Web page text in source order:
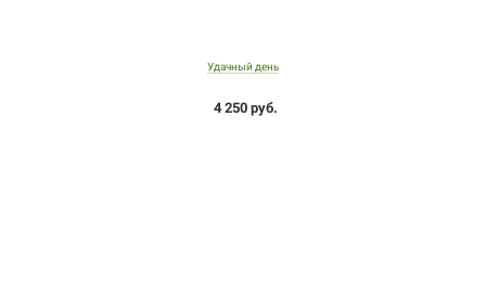
Удачный день
4 250 руб.